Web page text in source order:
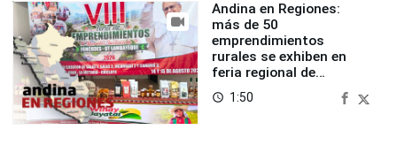
Andina en Regiones:
más de 50
emprendimientos
rurales se exhiben en
feria regional de
Foncodes
access_time 1:50